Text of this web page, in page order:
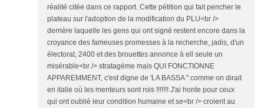
réalité citée dans ce rapport. Cette pétition qui fait pencher le
plateau sur l'adoption de la modification du PLU<br />
derrière laquelle les gens qui ont signé restent encore dans la
croyance des fameuses promesses à la recherche, jadis, d'un
électorat, 2400 et des brouettes annonce à ell seule un
misérable<br /> stratagème mais QUI FONCTIONNE
APPAREMMENT, c'est digne de 'LA BASSA " comme on dirait
en italie où les menteurs sont rois !!!!!!! J'ai honte pour ceux
qui ont oublié leur condition humaine et se<br /> croient au